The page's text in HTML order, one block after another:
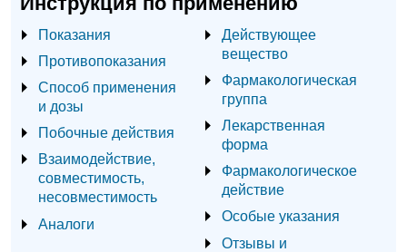
Показания
Противопоказания
Способ применения
и дозы
Побочные действия
Взаимодействие,
совместимость,
несовместимость
Аналоги
Действующее
вещество
Фармакологическая
группа
Лекарственная
форма
Фармакологическое
действие
Особые указания
Отзывы и